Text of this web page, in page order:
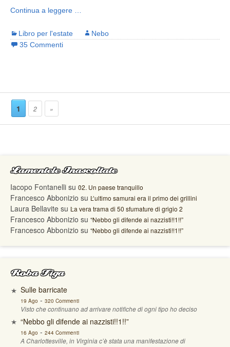
Continua a leggere …
Libro per l'estate
Nebo
35 Commenti
1 2 »
Lamentele Inascoltate
Iacopo Fontanelli su 02. Un paese tranquillo
Francesco Abbonizio su L’ultimo samurai era il primo dei grillini
Laura Bellavite su La vera trama di 50 sfumature di grigio 2
Francesco Abbonizio su “Nebbo gli difende ai nazzisti!!1!!”
Francesco Abbonizio su “Nebbo gli difende ai nazzisti!!1!!”
Roba Figa
Sulle barricate
19 Ago - 320 Commenti
Visto che continuano ad arrivare notifiche di ogni tipo ho deciso
“Nebbo gli difende ai nazzisti!!1!!”
16 Ago - 244 Commenti
A Charlottesville, in Virginia c’è stata una manifestazione di